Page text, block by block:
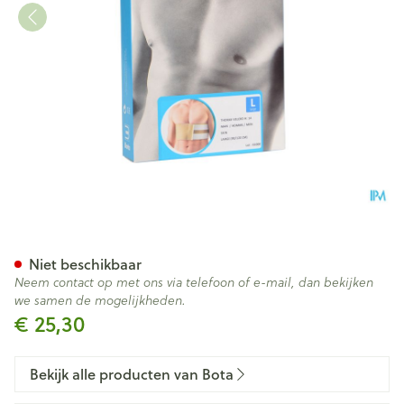
€ 25,30
Niet beschikbaar
Neem contact op met ons via telefoon of e-mail, dan bekijken
we samen de mogelijkheden.
Bekijk alle producten van Bota